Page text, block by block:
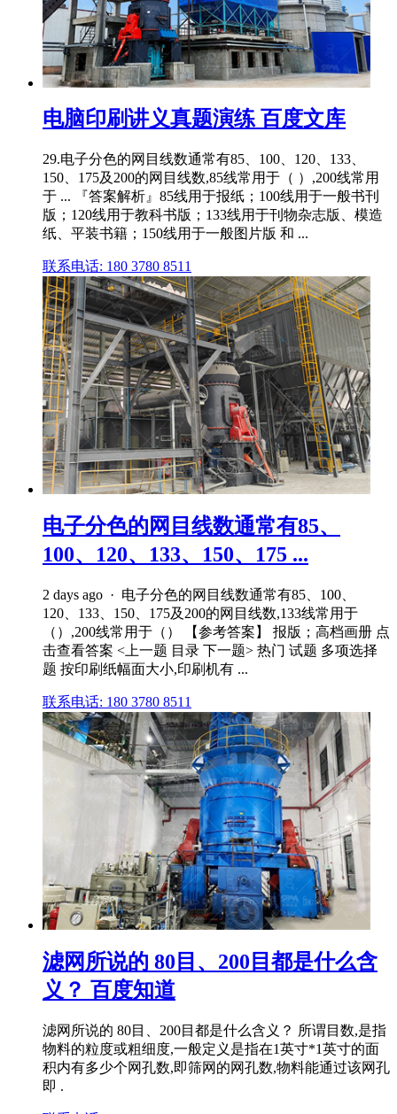
电脑印刷讲义真题演练 百度文库
29.电子分色的网目线数通常有85、100、120、133、
150、175及200的网目线数,85线常用于（ ）,200线常用
于 ... 『答案解析』85线用于报纸；100线用于一般书刊
版；120线用于教科书版；133线用于刊物杂志版、模造
纸、平装书籍；150线用于一般图片版 和 ...
联系电话: 180 3780 8511
电子分色的网目线数通常有85、
100、120、133、150、175 ...
2 days ago · 电子分色的网目线数通常有85、100、
120、133、150、175及200的网目线数,133线常用于
（）,200线常用于（） 【参考答案】 报版；高档画册 点
击查看答案 <上一题 目录 下一题> 热门 试题 多项选择
题 按印刷纸幅面大小,印刷机有 ...
联系电话: 180 3780 8511
滤网所说的 80目、200目都是什么含
义？ 百度知道
滤网所说的 80目、200目都是什么含义？ 所谓目数,是指
物料的粒度或粗细度,一般定义是指在1英寸*1英寸的面
积内有多少个网孔数,即筛网的网孔数,物料能通过该网孔
即 .